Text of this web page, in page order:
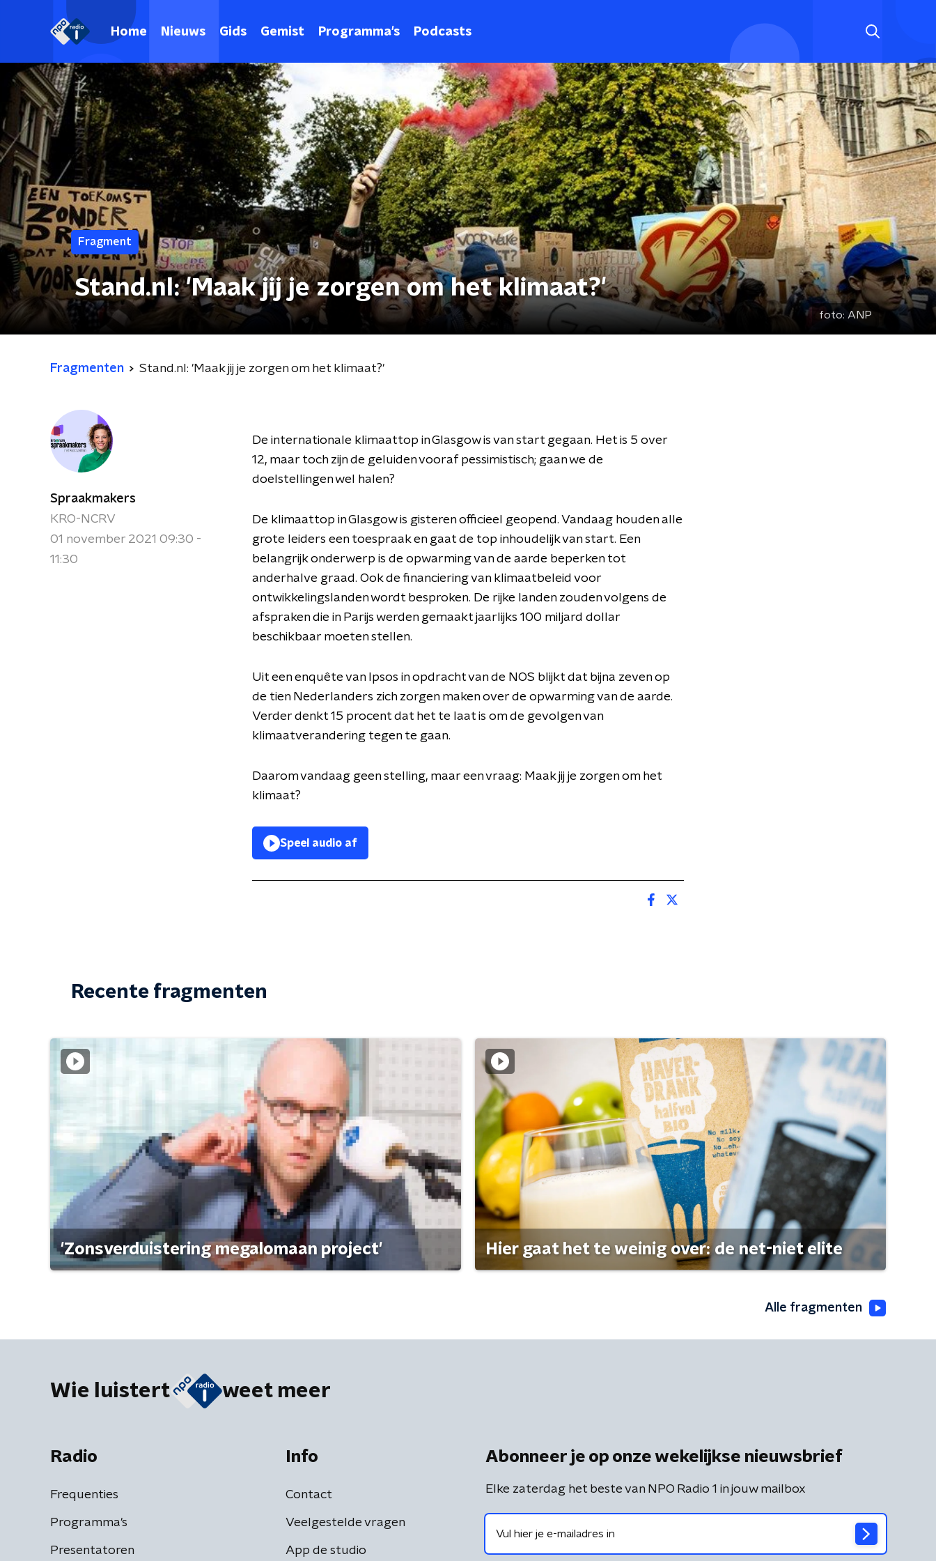
Home Nieuws Gids Gemist Programma's Podcasts
Fragment
Stand.nl: 'Maak jij je zorgen om het klimaat?'
foto: ANP
Fragmenten Stand.nl: 'Maak jij je zorgen om het klimaat?'
Spraakmakers
KRO-NCRV
01 november 2021 09:30 -
11:30
De internationale klimaattop in Glasgow is van start gegaan. Het is 5 over
12, maar toch zijn de geluiden vooraf pessimistisch; gaan we de
doelstellingen wel halen?
De klimaattop in Glasgow is gisteren officieel geopend. Vandaag houden alle
grote leiders een toespraak en gaat de top inhoudelijk van start. Een
belangrijk onderwerp is de opwarming van de aarde beperken tot
anderhalve graad. Ook de financiering van klimaatbeleid voor
ontwikkelingslanden wordt besproken. De rijke landen zouden volgens de
afspraken die in Parijs werden gemaakt jaarlijks 100 miljard dollar
beschikbaar moeten stellen.
Uit een enquête van Ipsos in opdracht van de NOS blijkt dat bijna zeven op
de tien Nederlanders zich zorgen maken over de opwarming van de aarde.
Verder denkt 15 procent dat het te laat is om de gevolgen van
klimaatverandering tegen te gaan.
Daarom vandaag geen stelling, maar een vraag: Maak jij je zorgen om het
klimaat?
Speel audio af
Recente fragmenten
'Zonsverduistering megalomaan project' Hier gaat het te weinig over: de net-niet elite
Alle fragmenten
Wie luistert weet meer
Radio
Frequenties
Programma's
Presentatoren
Info
Contact
Veelgestelde vragen
App de studio
Abonneer je op onze wekelijkse nieuwsbrief
Elke zaterdag het beste van NPO Radio 1 in jouw mailbox